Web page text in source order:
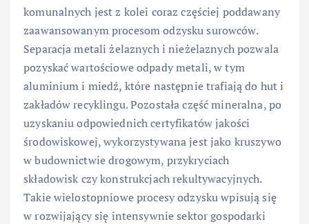
komunalnych jest z kolei coraz częściej poddawany
zaawansowanym procesom odzysku surowców.
Separacja metali żelaznych i nieżelaznych pozwala
pozyskać wartościowe odpady metali, w tym
aluminium i miedź, które następnie trafiają do hut i
zakładów recyklingu. Pozostała część mineralna, po
uzyskaniu odpowiednich certyfikatów jakości
środowiskowej, wykorzystywana jest jako kruszywo
w budownictwie drogowym, przykryciach
składowisk czy konstrukcjach rekultywacyjnych.
Takie wielostopniowe procesy odzysku wpisują się
w rozwijający się intensywnie sektor gospodarki